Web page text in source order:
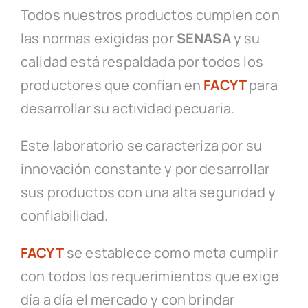
Todos nuestros productos cumplen con
las normas exigidas porSENASAy su
calidad está respaldada por todos los
productores que confían en FACYTpara
desarrollar su actividad pecuaria.
Este laboratorio se caracteriza por su
innovación constante y por desarrollar
sus productos con una alta seguridad y
confiabilidad.
FACYTse establece como meta cumplir
con todos los requerimientos que exige
día a día el mercado y con brindar